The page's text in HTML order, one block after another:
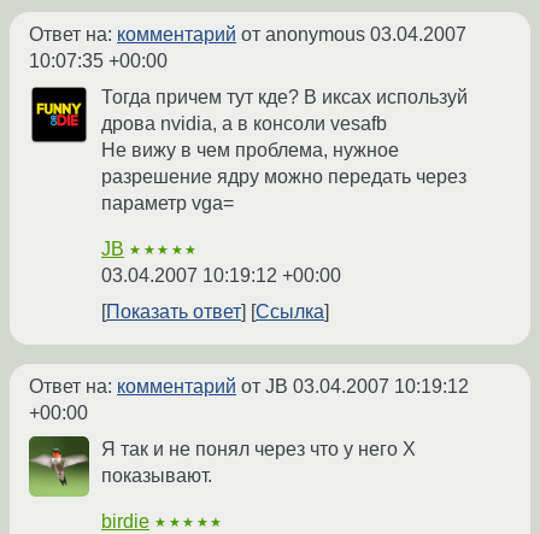
Ответ на: комментарий от anonymous 03.04.2007
10:07:35 +00:00
Тогда причем тут кде? В иксах используй
дрова nvidia, а в консоли vesafb
Не вижу в чем проблема, нужное
разрешение ядру можно передать через
параметр vga=
JB ★★★★★
03.04.2007 10:19:12 +00:00
Показать ответ
Ссылка
Ответ на: комментарий от JB 03.04.2007 10:19:12
+00:00
Я так и не понял через что у него X
показывают.
birdie ★★★★★